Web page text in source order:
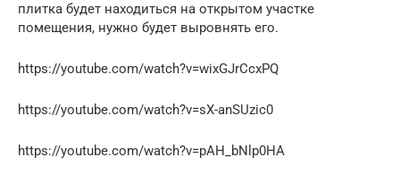
плитка будет находиться на открытом участке
помещения, нужно будет выровнять его.
https://youtube.com/watch?v=wixGJrCcxPQ
https://youtube.com/watch?v=sX-anSUzic0
https://youtube.com/watch?v=pAH_bNlp0HA